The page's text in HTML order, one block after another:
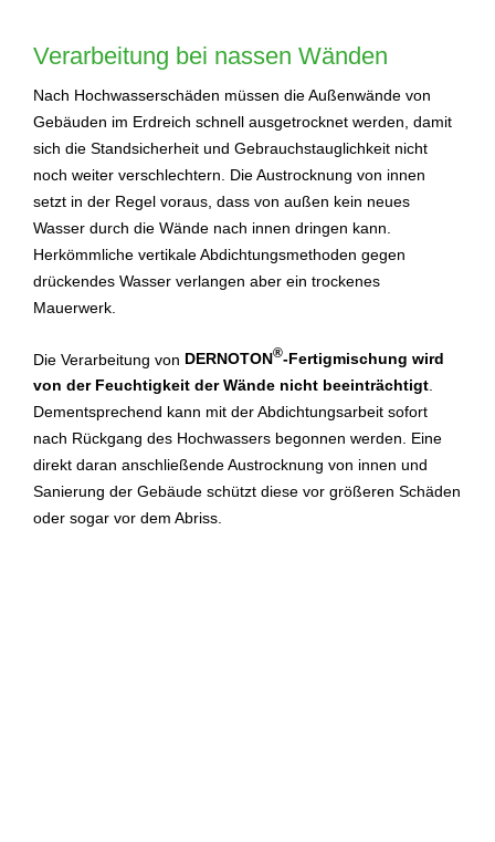
Verarbeitung bei nassen Wänden
Nach Hochwasserschäden müssen die Außenwände von
Gebäuden im Erdreich schnell ausgetrocknet werden, damit
sich die Standsicherheit und Gebrauchstauglichkeit nicht
noch weiter verschlechtern. Die Austrocknung von innen
setzt in der Regel voraus, dass von außen kein neues
Wasser durch die Wände nach innen dringen kann.
Herkömmliche vertikale Abdichtungsmethoden gegen
drückendes Wasser verlangen aber ein trockenes
Mauerwerk.
Die Verarbeitung von DERNOTON®-Fertigmischung wird
von der Feuchtigkeit der Wände nicht beeinträchtigt.
Dementsprechend kann mit der Abdichtungsarbeit sofort
nach Rückgang des Hochwassers begonnen werden. Eine
direkt daran anschließende Austrocknung von innen und
Sanierung der Gebäude schützt diese vor größeren Schäden
oder sogar vor dem Abriss.